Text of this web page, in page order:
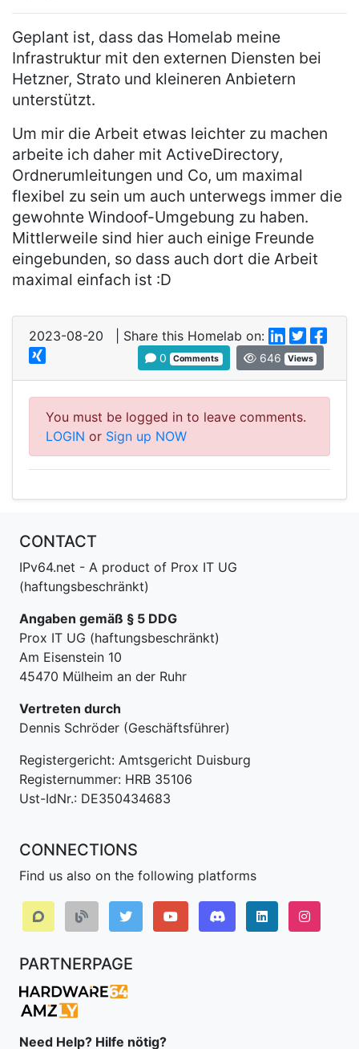
Geplant ist, dass das Homelab meine
Infrastruktur mit den externen Diensten bei
Hetzner, Strato und kleineren Anbietern
unterstützt.
Um mir die Arbeit etwas leichter zu machen
arbeite ich daher mit ActiveDirectory,
Ordnerumleitungen und Co, um maximal
flexibel zu sein um auch unterwegs immer die
gewohnte Windoof-Umgebung zu haben.
Mittlerweile sind hier auch einige Freunde
eingebunden, so dass auch dort die Arbeit
maximal einfach ist :D
2023-08-20 | Share this Homelab on:
646 Views
0 Comments
You must be logged in to leave comments.
LOGIN or Sign up NOW
CONTACT
IPv64.net - A product of Prox IT UG
(haftungsbeschränkt)
Angaben gemäß § 5 DDG
Prox IT UG (haftungsbeschränkt)
Am Eisenstein 10
45470 Mülheim an der Ruhr
Vertreten durch
Dennis Schröder (Geschäftsführer)
Registergericht: Amtsgericht Duisburg
Registernummer: HRB 35106
Ust-IdNr.: DE350434683
CONNECTIONS
Find us also on the following platforms
DiscordLinkedIn
PARTNERPAGE
Need Help? Hilfe nötig?